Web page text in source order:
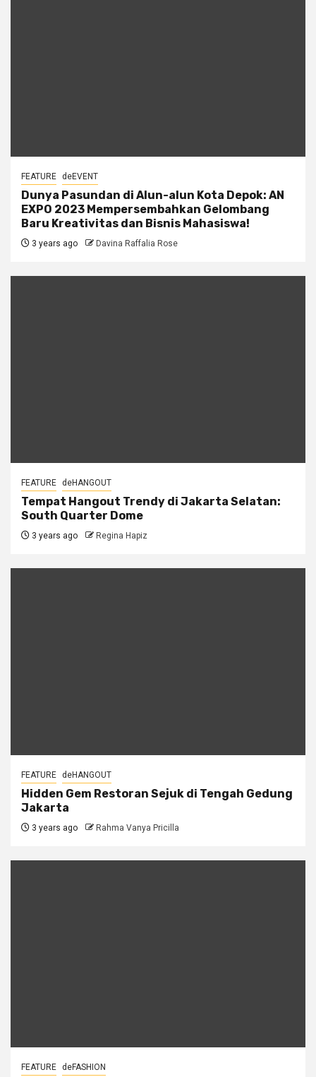
FEATURE deEVENT
Dunya Pasundan di Alun-alun Kota Depok: AN
EXPO 2023 Mempersembahkan Gelombang
Baru Kreativitas dan Bisnis Mahasiswa!
3 years ago Davina Raffalia Rose
FEATURE deHANGOUT
Tempat Hangout Trendy di Jakarta Selatan:
South Quarter Dome
3 years ago Regina Hapiz
FEATURE deHANGOUT
Hidden Gem Restoran Sejuk di Tengah Gedung
Jakarta
3 years ago Rahma Vanya Pricilla
FEATURE deFASHION